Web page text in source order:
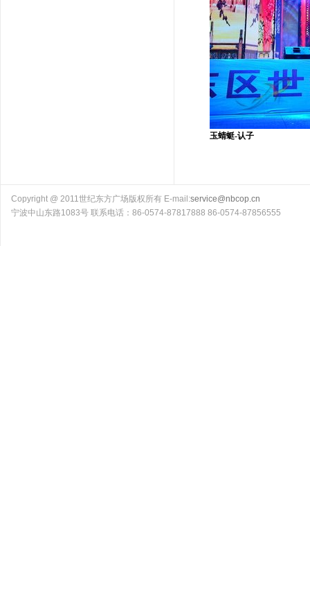
玉蜻蜓-认子
Copyright @ 2011世纪东方广场版权所有 E-mail:service@nbcop.cn
宁波中山东路1083号 联系电话：86-0574-87817888 86-0574-87856555